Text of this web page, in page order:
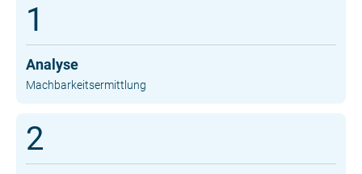
1
Analyse
Machbarkeitsermittlung
2